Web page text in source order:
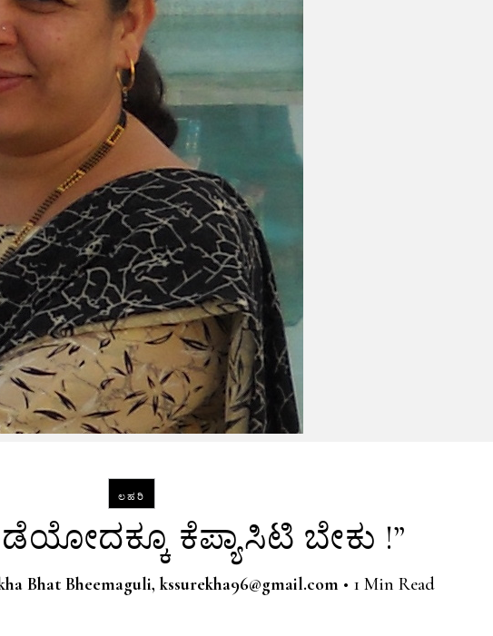
ಲಹರಿ
ಕೆಪ್ಯಾಸಿಟಿ ಬೇಕು !”
Bhat Bheemaguli, kssurekha96@gmail.com • 1 Min Read